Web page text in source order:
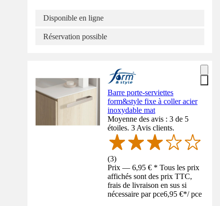
Disponible en ligne
Réservation possible
Barre porte-serviettes
form&style fixe à coller acier
inoxydable mat
Moyenne des avis : 3 de 5
étoiles. 3 Avis clients.
(3)
Prix — 6,95 € * Tous les prix
affichés sont des prix TTC,
frais de livraison en sus si
nécessaire par pce6,95 €*/ pce